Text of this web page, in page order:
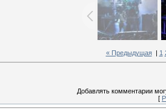
« Предыдущая| 1
Добавлять комментарии
[